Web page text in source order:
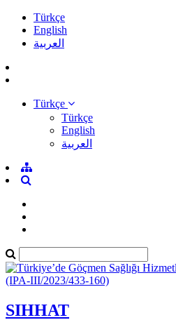
Türkçe
English
العربية
Türkçe
Türkçe
English
العربية
SIHHAT